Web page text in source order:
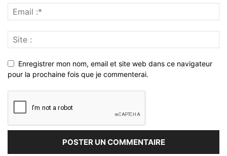
Enregistrer mon nom, email et site web dans ce navigateur
pour la prochaine fois que je commenterai.